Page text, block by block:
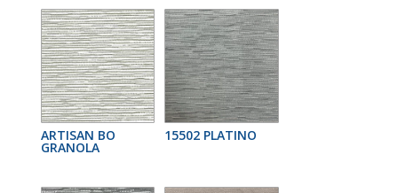
ARTISAN BO
GRANOLA
15502 PLATINO